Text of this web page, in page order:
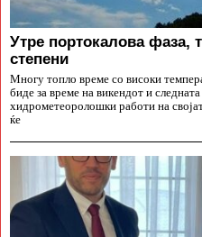
Утре портокалова фаза,
степени
Многу топло време со високи
биде за време на викендот и
хидрометеоролошки работи на
ќе